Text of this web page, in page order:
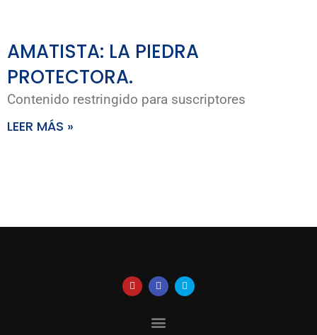
AMATISTA: LA PIEDRA
PROTECTORA.
Contenido restringido para suscriptores
LEER MÁS »